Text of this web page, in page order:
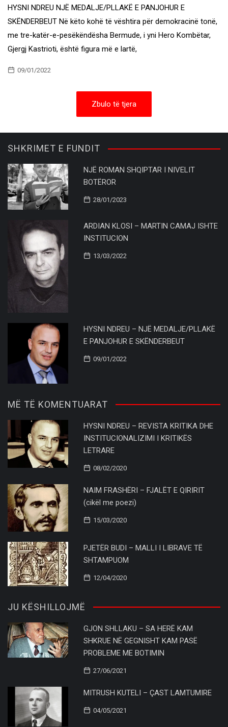
HYSNI NDREU NJË MEDALJE/PLLAKË E PANJOHUR E
SKËNDERBEUT Në këto kohë të vështira për demokracinë tonë,
me tre-katër-e-pesëkëndësha Bermude, i yni Hero Kombëtar,
Gjergj Kastrioti, është figura më e lartë,
09/01/2022
Zbulo të tjera
SHKRIMET E FUNDIT
NJË ROMAN SHQIPTAR I NIVELIT
BOTËROR
28/01/2023
ARDIAN KLOSI – MARTIN CAMAJ ISHTE
INSTITUCION
13/03/2022
HYSNI NDREU – NJË MEDALJE/PLLAKË
E PANJOHUR E SKËNDERBEUT
09/01/2022
MË TË KOMENTUARAT
HYSNI NDREU – REVISTA KRITIKA DHE
INSTITUCIONALIZIMI I KRITIKËS
LETRARE
08/02/2020
NAIM FRASHËRI – FJALËT E QIRIRIT
(cikël me poezi)
15/03/2020
PJETËR BUDI – MALLI I LIBRAVE TË
SHTAMPUOM
12/04/2020
JU KËSHILLOJMË
GJON SHLLAKU – SA HERË KAM
SHKRUE NË GEGNISHT KAM PASË
PROBLEME ME BOTIMIN
27/06/2021
MITRUSH KUTELI – ÇAST LAMTUMIRE
04/05/2021